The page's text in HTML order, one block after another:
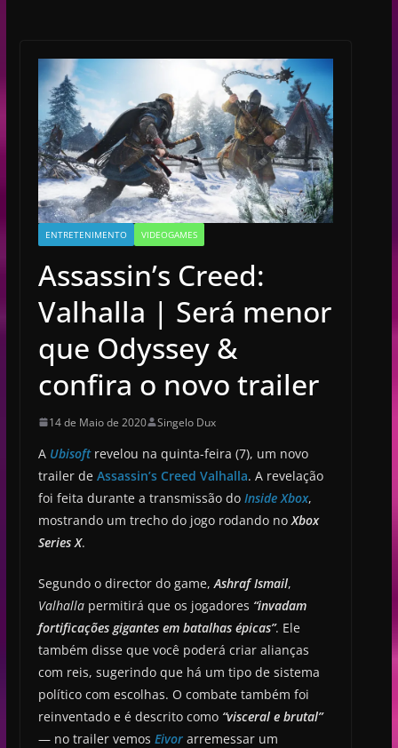
ENTRETENIMENTO VIDEOGAMES
Assassin’s Creed:
Valhalla | Será menor
que Odyssey &
confira o novo trailer
14 de Maio de 2020 Singelo Dux
A Ubisoft revelou na quinta-feira (7), um novo
trailer de Assassin’s Creed Valhalla. A revelação
foi feita durante a transmissão do Inside Xbox,
mostrando um trecho do jogo rodando no Xbox
Series X.
Segundo o director do game, Ashraf Ismail,
Valhalla permitirá que os jogadores “invadam
fortificações gigantes em batalhas épicas”. Ele
também disse que você poderá criar alianças
com reis, sugerindo que há um tipo de sistema
político com escolhas. O combate também foi
reinventado e é descrito como “visceral e brutal”
— no trailer vemos Eivor arremessar um